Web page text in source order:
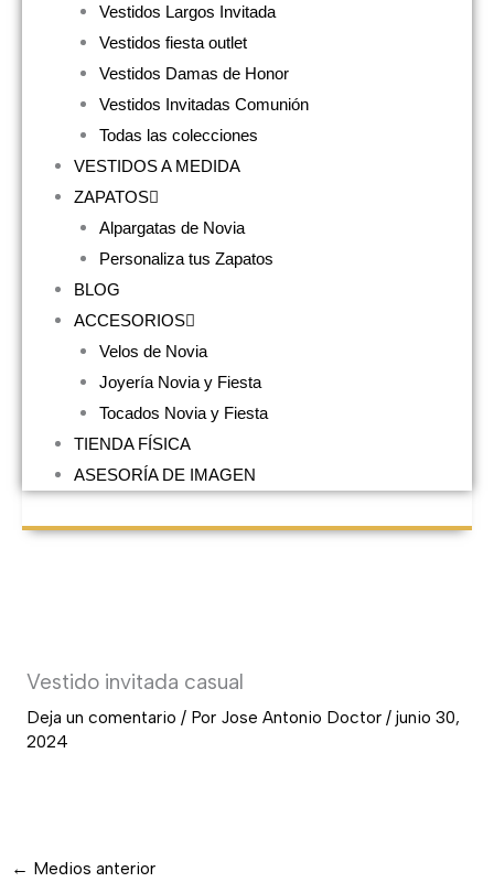
Vestidos Largos Invitada
Vestidos fiesta outlet
Vestidos Damas de Honor
Vestidos Invitadas Comunión
Todas las colecciones
VESTIDOS A MEDIDA
ZAPATOS
Alpargatas de Novia
Personaliza tus Zapatos
BLOG
ACCESORIOS
Velos de Novia
Joyería Novia y Fiesta
Tocados Novia y Fiesta
TIENDA FÍSICA
ASESORÍA DE IMAGEN
Vestido invitada casual
Deja un comentario / Por Jose Antonio Doctor / junio 30,
2024
← Medios anterior